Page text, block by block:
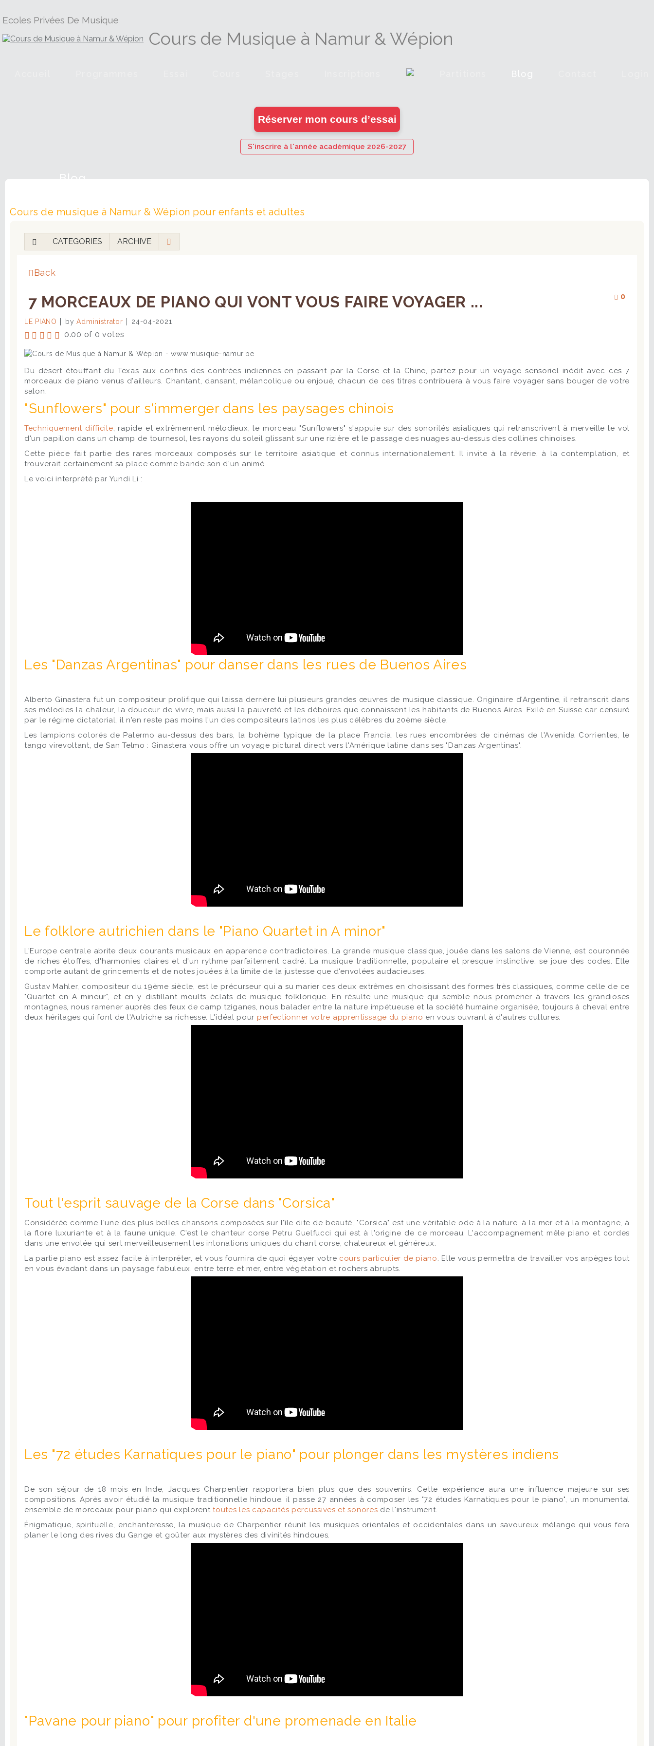
Ecoles Privées De Musique
Cours de Musique à Namur & Wépion
Blog
Réserver mon cours d’essai
S'inscrire à l'année académique 2026-2027
Blog
Cours de musique à Namur & Wépion pour enfants et adultes
CATEGORIES ARCHIVE
Back
0
7 MORCEAUX DE PIANO QUI VONT VOUS FAIRE VOYAGER ...
LE PIANO byAdministrator 24-04-2021
0.00 of 0 votes
Du désert étouffant du Texas aux confins des contrées indiennes en passant par la Corse et la Chine, partez pour un voyage sensoriel inédit avec ces 7
morceaux de piano venus d'ailleurs. Chantant, dansant, mélancolique ou enjoué, chacun de ces titres contribuera à vous faire voyager sans bouger de votre
salon.
"Sunflowers" pour s'immerger dans les paysages chinois
Techniquement difficile, rapide et extrêmement mélodieux, le morceau "Sunflowers" s'appuie sur des sonorités asiatiques qui retranscrivent à merveille le vol
d'un papillon dans un champ de tournesol, les rayons du soleil glissant sur une rizière et le passage des nuages au-dessus des collines chinoises.
Cette pièce fait partie des rares morceaux composés sur le territoire asiatique et connus internationalement. Il invite à la rêverie, à la contemplation, et
trouverait certainement sa place comme bande son d'un animé.
Le voici interprété par Yundi Li :
Les "Danzas Argentinas" pour danser dans les rues de Buenos Aires
Alberto Ginastera fut un compositeur prolifique qui laissa derrière lui plusieurs grandes œuvres de musique classique. Originaire d'Argentine, il retranscrit dans
ses mélodies la chaleur, la douceur de vivre, mais aussi la pauvreté et les déboires que connaissent les habitants de Buenos Aires. Exilé en Suisse car censuré
par le régime dictatorial, il n'en reste pas moins l'un des compositeurs latinos les plus célèbres du 20ème siècle.
Les lampions colorés de Palermo au-dessus des bars, la bohème typique de la place Francia, les rues encombrées de cinémas de l'Avenida Corrientes, le
tango virevoltant, de San Telmo : Ginastera vous offre un voyage pictural direct vers l'Amérique latine dans ses "Danzas Argentinas".
Le folklore autrichien dans le "Piano Quartet in A minor"
L'Europe centrale abrite deux courants musicaux en apparence contradictoires. La grande musique classique, jouée dans les salons de Vienne, est couronnée
de riches étoffes, d'harmonies claires et d'un rythme parfaitement cadré. La musique traditionnelle, populaire et presque instinctive, se joue des codes. Elle
comporte autant de grincements et de notes jouées à la limite de la justesse que d'envolées audacieuses.
Gustav Mahler, compositeur du 19ème siècle, est le précurseur qui a su marier ces deux extrêmes en choisissant des formes très classiques, comme celle de ce
"Quartet en A mineur", et en y distillant moults éclats de musique folklorique. En résulte une musique qui semble nous promener à travers les grandioses
montagnes, nous ramener auprès des feux de camp tziganes, nous balader entre la nature impétueuse et la société humaine organisée, toujours à cheval entre
deux héritages qui font de l'Autriche sa richesse. L'idéal pour perfectionner votre apprentissage du piano en vous ouvrant à d'autres cultures.
Tout l'esprit sauvage de la Corse dans "Corsica"
Considérée comme l'une des plus belles chansons composées sur l'île dite de beauté, "Corsica" est une véritable ode à la nature, à la mer et à la montagne, à
la flore luxuriante et à la faune unique. C'est le chanteur corse Petru Guelfucci qui est à l'origine de ce morceau. L'accompagnement mêle piano et cordes
dans une envolée qui sert merveilleusement les intonations uniques du chant corse, chaleureux et généreux.
La partie piano est assez facile à interpréter, et vous fournira de quoi égayer votre cours particulier de piano. Elle vous permettra de travailler vos arpèges tout
en vous évadant dans un paysage fabuleux, entre terre et mer, entre végétation et rochers abrupts.
Les "72 études Karnatiques pour le piano" pour plonger dans les mystères indiens
De son séjour de 18 mois en Inde, Jacques Charpentier rapportera bien plus que des souvenirs. Cette expérience aura une influence majeure sur ses
compositions. Après avoir étudié la musique traditionnelle hindoue, il passe 27 années à composer les "72 études Karnatiques pour le piano", un monumental
ensemble de morceaux pour piano qui explorenttoutes les capacités percussives et sonores de l'instrument.
Énigmatique, spirituelle, enchanteresse, la musique de Charpentier réunit les musiques orientales et occidentales dans un savoureux mélange qui vous fera
planer le long des rives du Gange et goûter aux mystères des divinités hindoues.
"Pavane pour piano" pour profiter d'une promenade en Italie